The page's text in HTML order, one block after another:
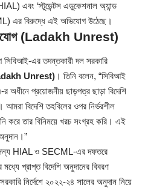
এবং ‘স্টুডেন্টস এডুকেশনাল অ্যান্ড
এর বিরুদ্ধে এই অভিযোগ উঠেছে।
(Ladakh Unrest)
সিবিআই-এর তদন্তকারী দল সরকারি
Unrest) । তিনি বলেন, “সিবিআই
অধীনে প্রয়োজনীয় ছাড়পত্র ছাড়া বিদেশি
বিদেশি তহবিলের ওপর নির্ভরশীল
করে তার বিনিময়ে খরচ সংগ্রহ করি। এই
অনুদান।”
জন্য HIAL ও SECML-এর দফতরে
প্রাপ্ত বিদেশি অনুদানের বিবরণ
নির্দেশে ২০২২-২৪ সালের অনুদান নিয়ে